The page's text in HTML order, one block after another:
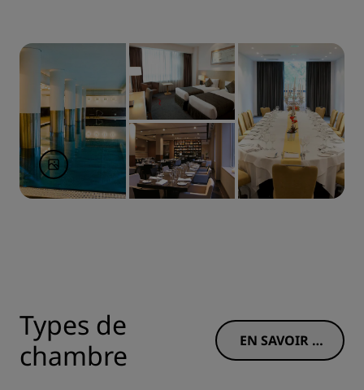
Types de
chambre
EN SAVOIR P
LUS